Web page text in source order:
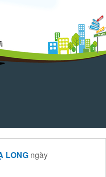
LONG ngày